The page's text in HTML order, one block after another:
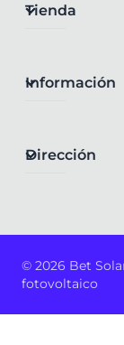
Tienda
Información
Dirección
© 2026 Bet
fotovoltaico